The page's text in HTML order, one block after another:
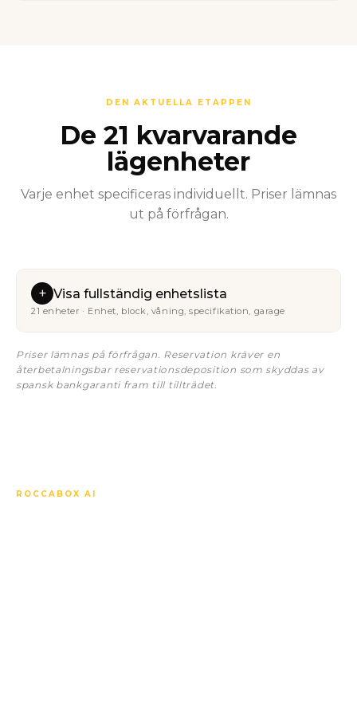
DEN AKTUELLA ETAPPEN
De 21 kvarvarande
lägenheter
Varje enhet specificeras individuellt. Priser lämnas
ut på förfrågan.
+ Visa fullständig enhetslista
21 enheter · Enhet, block, våning, specifikation, garage
Priser lämnas på förfrågan. Reservation kräver en
återbetalningsbar reservationsdeposition som skyddas av
spansk bankgaranti fram till tillträdet.
ROCCABOX AI